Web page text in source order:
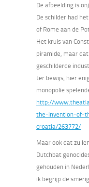
De afbeelding is
De schilder had
of Rome aan de
Het kruis van
piramide, maar
geschilderde
ter bewijs, hier
monopolie
http://
the-invention-of-
croatia/263772/
Maar ook dat
Dutchbat
gehouden in
ik begrijp de